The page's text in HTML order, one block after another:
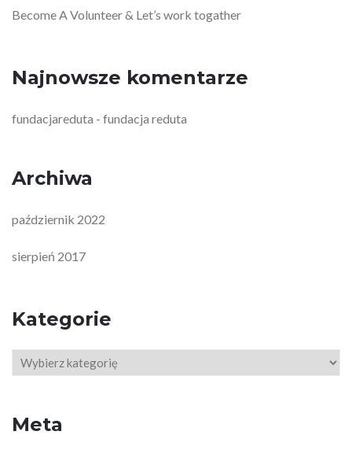
Become A Volunteer & Let’s work togather
Najnowsze komentarze
fundacjareduta - fundacja reduta
Archiwa
październik 2022
sierpień 2017
Kategorie
Kategorie
Meta